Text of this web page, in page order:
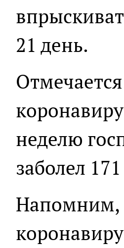
21 день.
неделю
заболел
Напомним,